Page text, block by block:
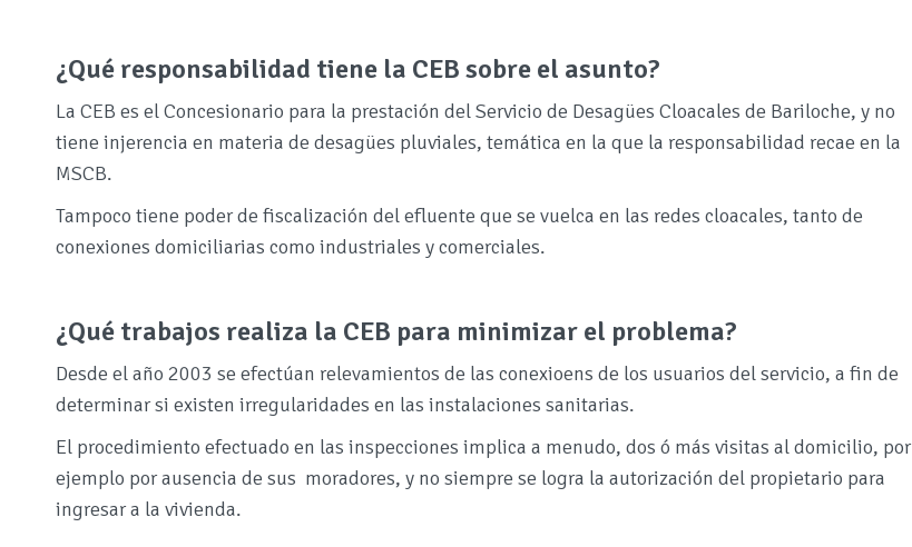
¿Qué responsabilidad tiene la CEB sobre el asunto?
La CEB es el Concesionario para la prestación del Servicio de Desagües Cloacales de Bariloche, y no
tiene injerencia en materia de desagües pluviales, temática en la que la responsabilidad recae en la
MSCB.
Tampoco tiene poder de fiscalización del efluente que se vuelca en las redes cloacales, tanto de
conexiones domiciliarias como industriales y comerciales.
¿Qué trabajos realiza la CEB para minimizar el problema?
Desde el año 2003 se efectúan relevamientos de las conexioens de los usuarios del servicio, a fin de
determinar si existen irregularidades en las instalaciones sanitarias.
El procedimiento efectuado en las inspecciones implica a menudo, dos ó más visitas al domicilio, por
ejemplo por ausencia de sus moradores, y no siempre se logra la autorización del propietario para
ingresar a la vivienda.